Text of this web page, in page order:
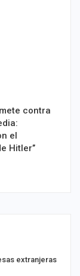
contra
el
Hitler’’
extranjeras